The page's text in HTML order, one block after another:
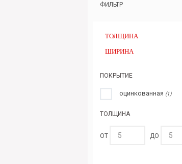
ФИЛЬТР
ТОЛЩИНА
ШИРИНА
ПОКРЫТИЕ
оцинкованная (1)
ТОЛЩИНА
ОТ ДО